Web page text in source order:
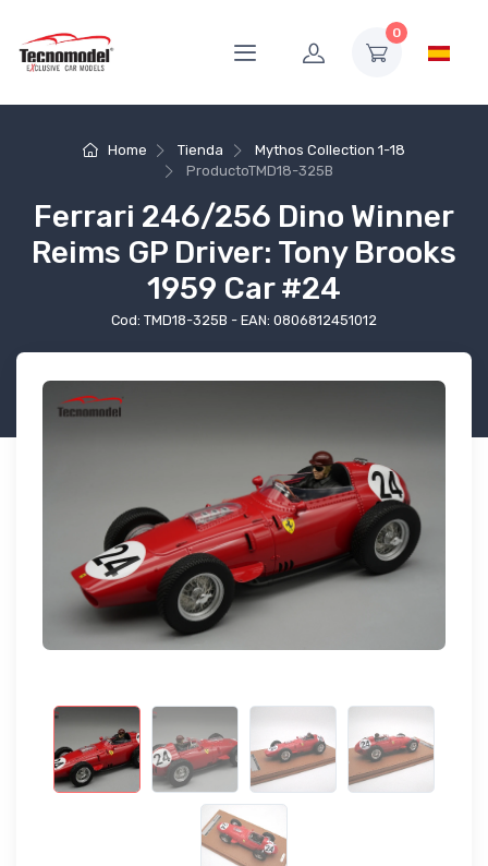
0
Home Tienda
Mythos Collection 1-18
ProductoTMD18-325B
Ferrari 246/256 Dino Winner
Reims GP Driver: Tony Brooks
1959 Car #24
Cod: TMD18-325B - EAN: 0806812451012